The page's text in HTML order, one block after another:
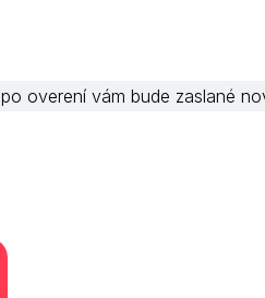
, po overení vám bude zaslané